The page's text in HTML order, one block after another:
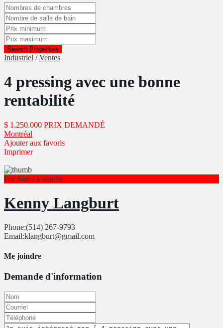
Search Properties
Industriel /Ventes
4 pressing avec une bonne
rentabilité
$ 1.250.000 PRIX DEMANDÉ
Montréal
Ajouter aux favoris
Imprimer
For Sale / à vendre
Kenny Langburt
Phone:(514) 267-9793
Email:klangburt@gmail.com
Me joindre
Demande d'information